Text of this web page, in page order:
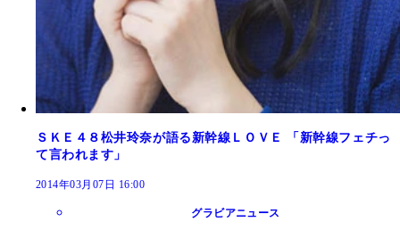
ＳＫＥ４８松井玲奈が語る新幹線ＬＯＶＥ 「新幹線フェチっ
て言われます」
2014年03月07日 16:00
グラビアニュース